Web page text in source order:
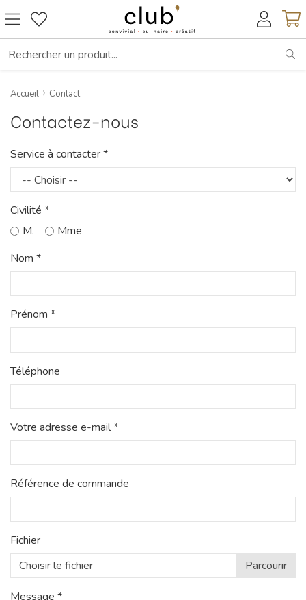
Accueil Contact
Contactez-nous
Service à contacter *
Civilité *
M.
Mme
Nom *
Prénom *
Téléphone
Votre adresse e-mail *
Référence de commande
Fichier
Choisir le fichier
Message *